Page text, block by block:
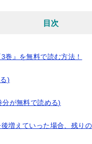
目次
巻』を無料で読む方法！
)
が無料で読める)
増えていった場合、残り